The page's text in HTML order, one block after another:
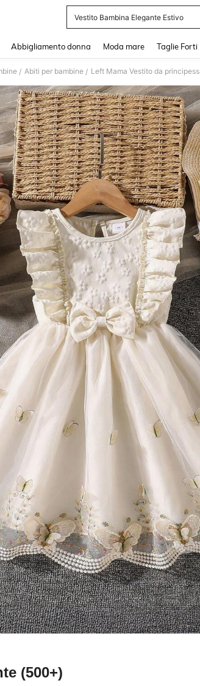
Vestito Bambina Elegante Estivo
Abbigliamento donna Moda mare Taglie Forti
/ Abiti per bambine / Left Mama Vestito da
(500+)